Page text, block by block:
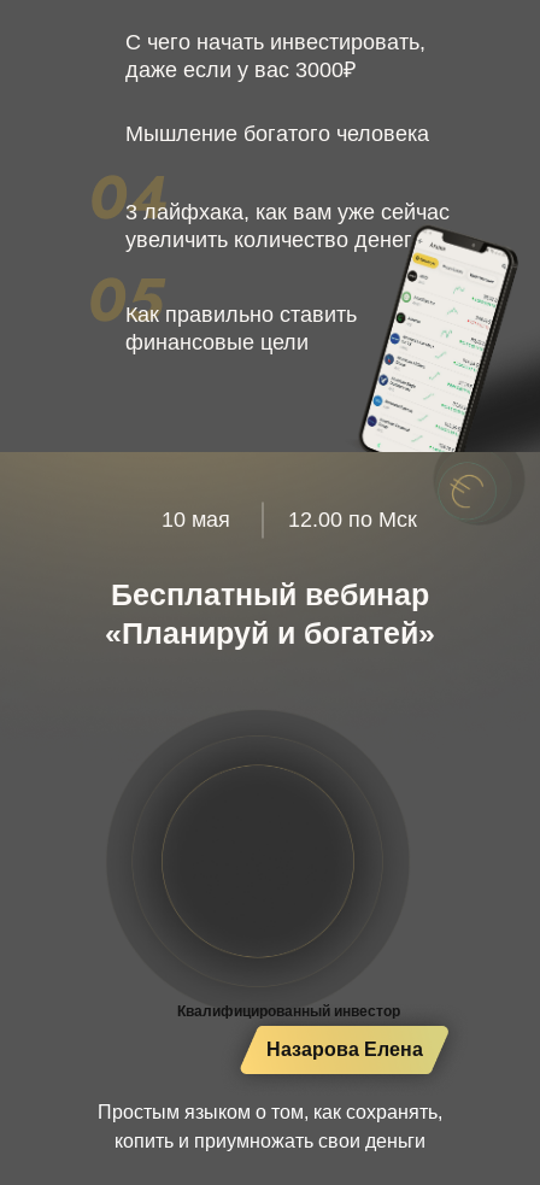
С чего начать инвестировать,
даже если у вас 3000₽
Мышление богатого человека
3 лайфхака, как вам уже сейчас
увеличить количество денег
Как правильно ставить
финансовые цели
Квалифицированный инвестор
Назарова Елена
Бесплатный вебинар
«Планируй и богатей»
12.00 по Мск
10 мая
Простым языком о том, как сохранять,
копить и приумножать свои деньги